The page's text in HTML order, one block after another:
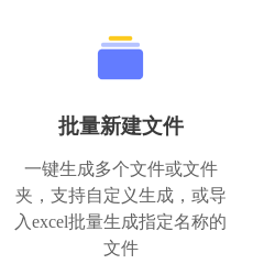
批量新建文件
一键生成多个文件或文件
夹，支持自定义生成，或导
入excel批量生成指定名称的
文件